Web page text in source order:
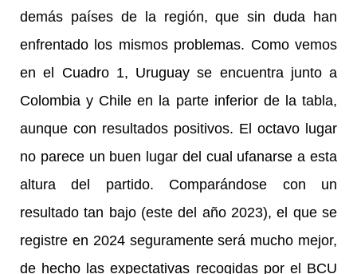
demás países de la región, que sin duda han
enfrentado los mismos problemas. Como vemos
en el Cuadro 1, Uruguay se encuentra junto a
Colombia y Chile en la parte inferior de la tabla,
aunque con resultados positivos. El octavo lugar
no parece un buen lugar del cual ufanarse a esta
altura del partido. Comparándose con un
resultado tan bajo (este del año 2023), el que se
registre en 2024 seguramente será mucho mejor,
de hecho las expectativas recogidas por el BCU